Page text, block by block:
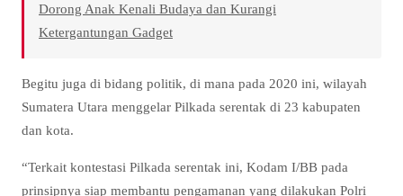
Dorong Anak Kenali Budaya dan Kurangi
Ketergantungan Gadget
Begitu juga di bidang politik, di mana pada 2020 ini, wilayah
Sumatera Utara menggelar Pilkada serentak di 23 kabupaten
dan kota.
“Terkait kontestasi Pilkada serentak ini, Kodam I/BB pada
prinsipnya siap membantu pengamanan yang dilakukan Polri